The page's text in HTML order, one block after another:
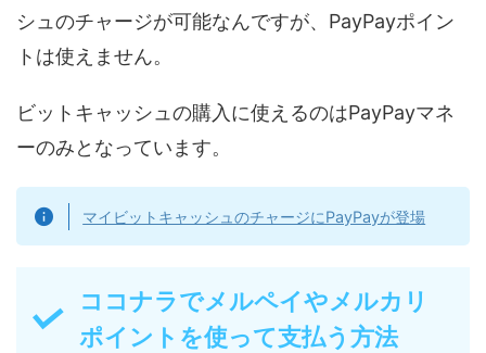
シュのチャージが可能なんですが、PayPayポイン
トは使えません。
ビットキャッシュの購入に使えるのはPayPayマネ
ーのみとなっています。
マイビットキャッシュのチャージにPayPayが登場
ココナラでメルペイやメルカリ
ポイントを使って支払う方法